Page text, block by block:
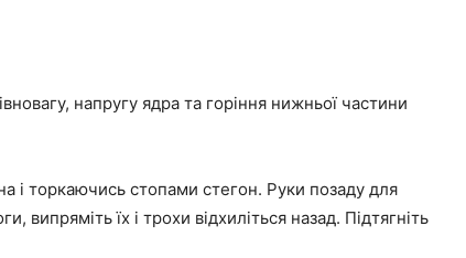
напругу ядра та горіння нижньої частини
і торкаючись стопами стегон. Руки позаду для
випряміть їх і трохи відхиліться назад. Підтягніть